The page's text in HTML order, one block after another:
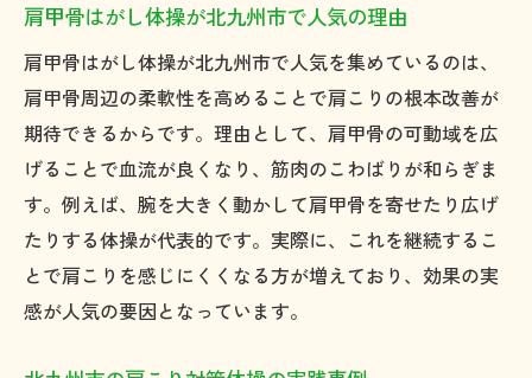
肩甲骨はがし体操が北九州市で人気の理由
肩甲骨はがし体操が北九州市で人気を集めているのは、
肩甲骨周辺の柔軟性を高めることで肩こりの根本改善が
期待できるからです。理由として、肩甲骨の可動域を広
げることで血流が良くなり、筋肉のこわばりが和らぎま
す。例えば、腕を大きく動かして肩甲骨を寄せたり広げ
たりする体操が代表的です。実際に、これを継続するこ
とで肩こりを感じにくくなる方が増えており、効果の実
感が人気の要因となっています。